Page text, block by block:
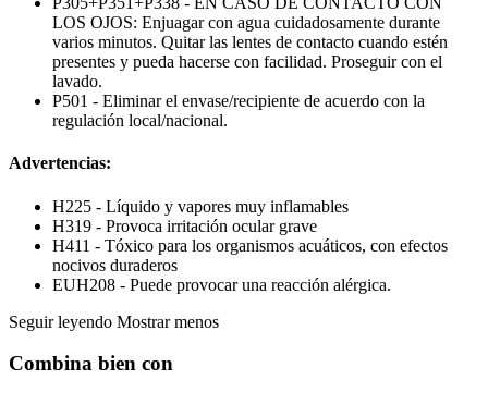
LOS OJOS: Enjuagar con agua cuidadosamente durante
varios minutos. Quitar las lentes de contacto cuando estén
presentes y pueda hacerse con facilidad. Proseguir con el
lavado.
P501 - Eliminar el envase/recipiente de acuerdo con la
regulación local/nacional.
Advertencias:
H225 - Líquido y vapores muy inflamables
H319 - Provoca irritación ocular grave
H411 - Tóxico para los organismos acuáticos, con efectos
nocivos duraderos
EUH208 - Puede provocar una reacción alérgica.
Seguir leyendo Mostrar menos
Combina bien con